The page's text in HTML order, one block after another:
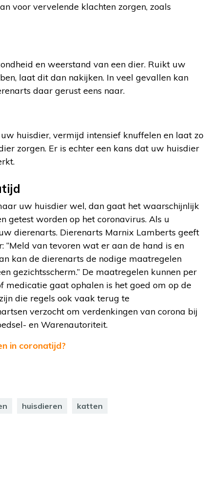
voor vervelende klachten zorgen, zoals
en weerstand van een dier. Ruikt uw
laat dit dan nakijken. In veel gevallen kan
daar gerust eens naar.
huisdier, vermijd intensief knuffelen en laat zo
zorgen. Er is echter een kans dat uw huisdier
uw huisdier wel, dan gaat het waarschijnlijk
getest worden op het coronavirus. Als u
dierenarts. Dierenarts Marnix Lamberts geeft
van tevoren wat er aan de hand is en
kan de dierenarts de nodige maatregelen
gezichtsscherm.” De maatregelen kunnen per
medicatie gaat ophalen is het goed om op de
die regels ook vaak terug te
verzocht om verdenkingen van corona bij
en Warenautoriteit.
in coronatijd?
huisdieren katten